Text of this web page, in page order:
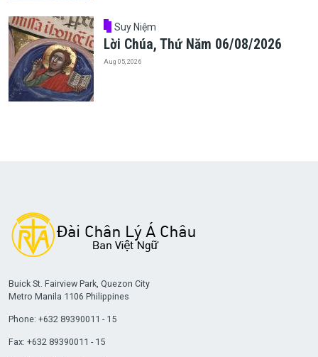
Suy Niệm
Lời Chúa, Thứ Năm 06/08/2026
Aug 05, 2026
Buick St. Fairview Park, Quezon City
Metro Manila 1106 Philippines
Phone: +632 89390011 - 15
Fax: +632 89390011 - 15